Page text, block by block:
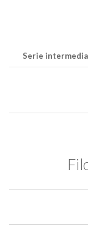
Serie